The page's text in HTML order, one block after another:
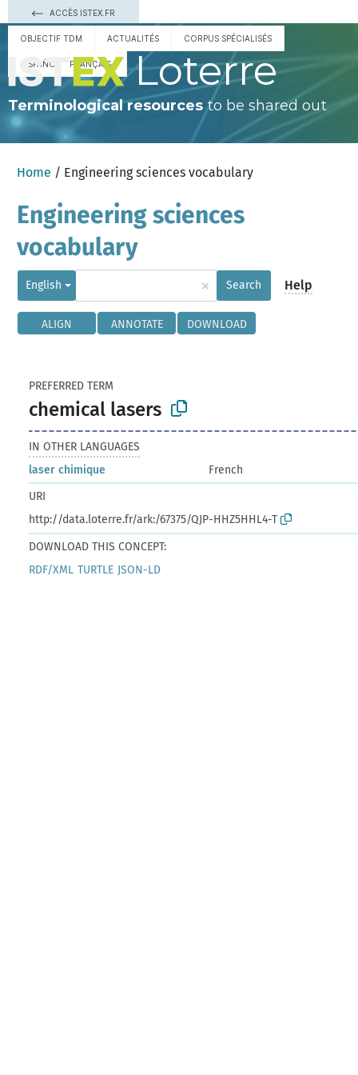
ACCÈS ISTEX.FR
OBJECTIF TDM ACTUALITÉS CORPUS SPÉCIALISÉS
ESPAÑOL FRANÇAIS Loterre
Terminological resourcesto be shared out
Home / Engineering sciences vocabulary
Engineering sciences
vocabulary
English × Search Help
ALIGN ANNOTATE DOWNLOAD
PREFERRED TERM
chemical lasers
IN OTHER LANGUAGES
laser chimique
French
URI
http://data.loterre.fr/ark:/67375/QJP-HHZ5HHL4-T
DOWNLOAD THIS CONCEPT:
RDF/XML TURTLE JSON-LD